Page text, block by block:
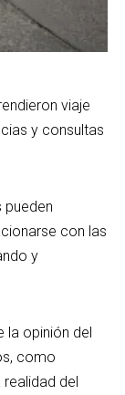
viaje
y consultas
pueden
con las
y
la opinión del
como
del